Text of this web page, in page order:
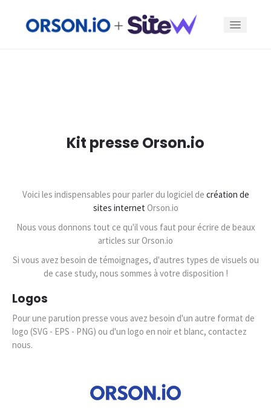
Créer un site
Kit presse Orson.io
Voici les indispensables pour parler du logiciel de création de
sites internet Orson.io
Nous vous donnons tout ce qu'il vous faut pour écrire de beaux
articles sur Orson.io
Si vous avez besoin de témoignages, d'autres types de visuels ou
de case study, nous sommes à votre disposition !
Logos
Pour une parution presse vous avez besoin d'un autre format de
logo (SVG - EPS - PNG) ou d'un logo en noir et blanc, contactez
nous.